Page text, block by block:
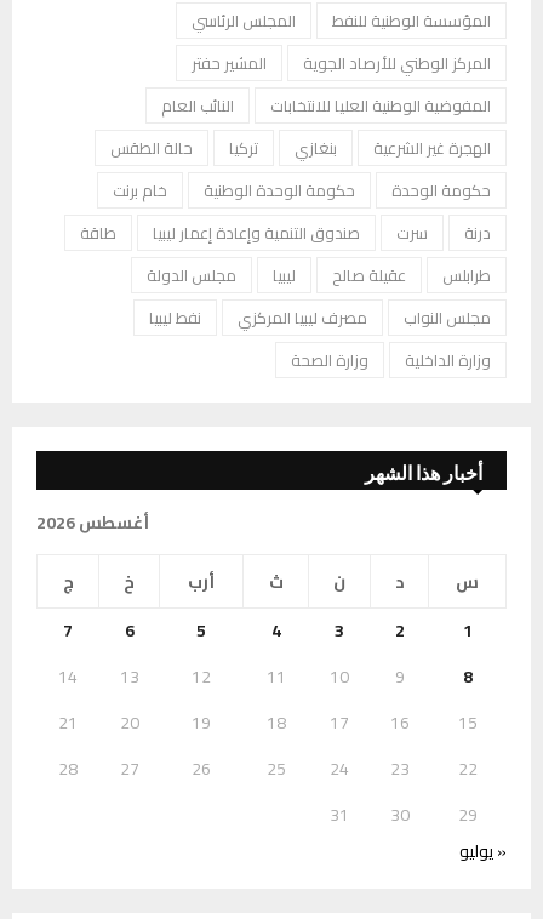
المؤسسة الوطنية للنفط
المجلس الرئاسي
المركز الوطني للأرصاد الجوية
المشير حفتر
المفوضية الوطنية العليا للانتخابات
النائب العام
الهجرة غير الشرعية
بنغازي تركيا
حالة الطقس
حكومة الوحدة
حكومة الوحدة الوطنية
خام برنت
درنة
سرت صندوق التنمية وإعادة إعمار ليبيا
طاقة
طرابلس
عقيلة صالح ليبيا
مجلس الدولة
مجلس النواب
مصرف ليبيا المركزي
نفط ليبيا
وزارة الداخلية
وزارة الصحة
أخبار هذا الشهر
أغسطس 2026
س
د ن ث أرب خ
ج
1
2
3
4
5
6
7
8
9
10
11
12
13
14
15
16
17
18
19
20
21
22
23
24
25
26
27
28
29
30
31
« يوليو